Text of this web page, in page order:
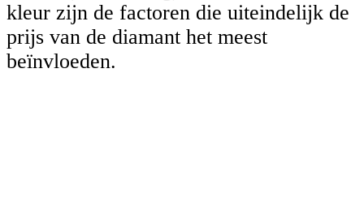
kleur zijn de factoren die uiteindelijk de
prijs van de diamant het meest
beïnvloeden.